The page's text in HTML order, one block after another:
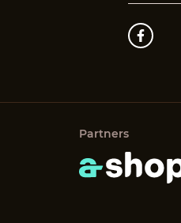
Partners